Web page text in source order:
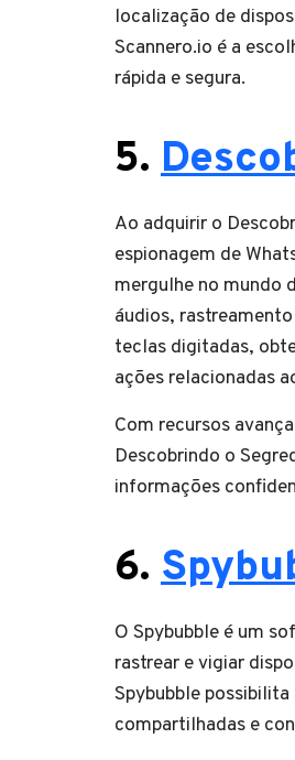
localização de
Scannero.io é a
rápida e segura.
5.
Ao adquirir o
espionagem de
mergulhe no mundo
áudios,
teclas digitadas,
ações relacionadas
Com recursos
Descobrindo o
informações
6.
O Spybubble é um
rastrear e vigiar
Spybubble
compartilhadas e